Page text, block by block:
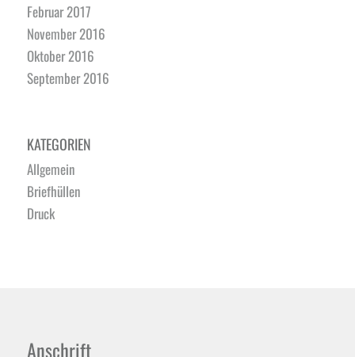
Februar 2017
November 2016
Oktober 2016
September 2016
KATEGORIEN
Allgemein
Briefhüllen
Druck
Anschrift